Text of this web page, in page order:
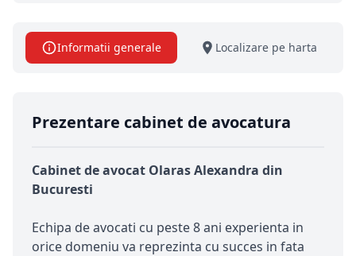
Informatii generale Localizare pe harta
Prezentare cabinet de avocatura
Cabinet de avocat Olaras Alexandra din
Bucuresti
Echipa de avocati cu peste 8 ani experienta in
orice domeniu va reprezinta cu succes in fata